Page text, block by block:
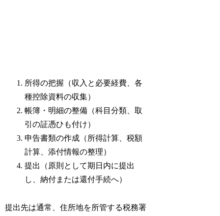
所得の把握（収入と必要経費、各
種控除資料の収集）
帳簿・明細の整備（科目分類、取
引の証憑ひも付け）
申告書類の作成（所得計算、税額
計算、添付情報の整理）
提出（原則として期日内に提出
し、納付または還付手続へ）
提出先は通常、住所地を所管する税務署